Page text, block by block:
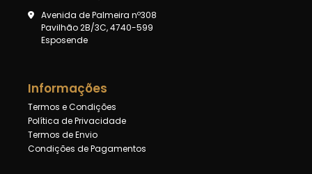
Avenida de Palmeira nº308
Pavilhão 2B/3C, 4740-599
Esposende
Informações
Termos e Condições
Política de Privacidade
Termos de Envio
Condições de Pagamentos